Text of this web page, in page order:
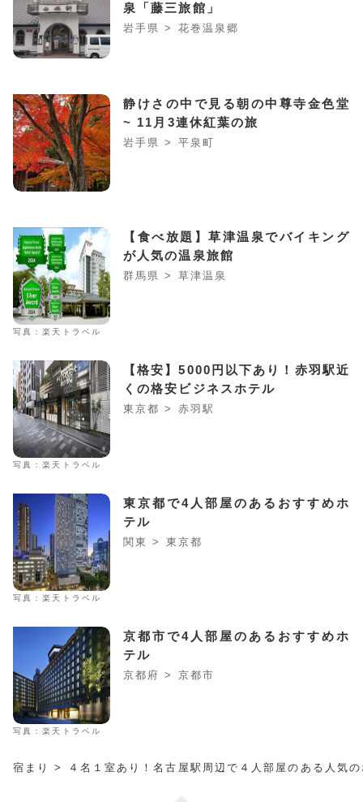
泉「藤三旅館」
岩手県 > 花巻温泉郷
静けさの中で見る朝の中尊寺金色堂
~ 11月3連休紅葉の旅
岩手県 > 平泉町
写真：楽天トラベル
【食べ放題】草津温泉でバイキング
が人気の温泉旅館
群馬県 > 草津温泉
写真：楽天トラベル
【格安】5000円以下あり！赤羽駅近
くの格安ビジネスホテル
東京都 > 赤羽駅
写真：楽天トラベル
東京都で4人部屋のあるおすすめホ
テル
関東 > 東京都
写真：楽天トラベル
京都市で4人部屋のあるおすすめホ
テル
京都府 > 京都市
宿まり > ４名１室あり！名古屋駅周辺で４人部屋のある人気